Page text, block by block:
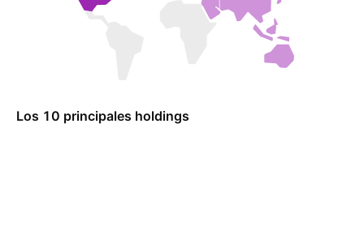
Los 10 principales holdings